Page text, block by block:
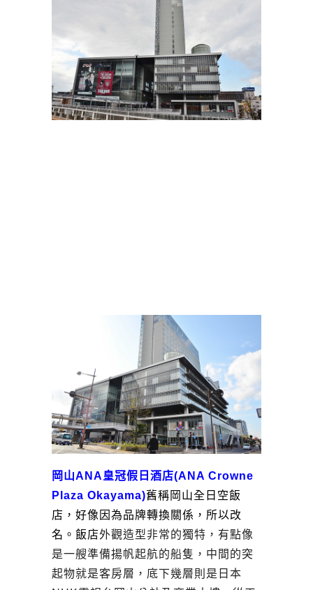
岡山ANA皇冠假日酒店(ANA Crowne
Plaza Okayama)舊稱岡山全日空飯
店，好像因為品牌轉換關係，所以改
名。飯店外觀造型非常的獨特，有點像
是一艘準備揚帆起航的船隻，中間的突
起物就是客房層，底下幾層則是日本